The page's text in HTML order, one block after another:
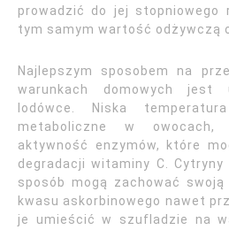
prowadzić do jej stopniowego
tym samym wartość odżywczą
Najlepszym sposobem na
warunkach domowych jest
lodówce. Niska
metaboliczne w
aktywność enzymów, które
degradacji witaminy C.
sposób mogą zachować
kwasu askorbinowego nawet
je umieścić w szufladzie na